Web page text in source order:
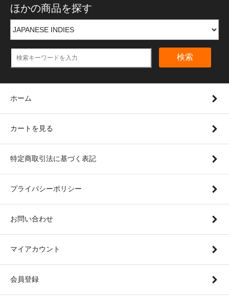
ほかの商品を探す
検索
ホーム
カートを見る
特定商取引法に基づく表記
プライバシーポリシー
お問い合わせ
マイアカウント
会員登録